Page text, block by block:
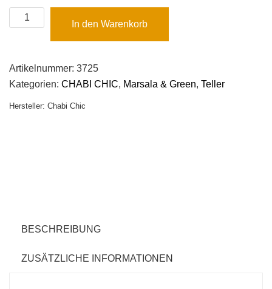
2er-
Set:
LMIDA
In den Warenkorb
Artikelnummer: 3725
Kategorien: CHABI CHIC, Marsala & Green, Teller
Hersteller: Chabi Chic
BESCHREIBUNG
ZUSÄTZLICHE INFORMATIONEN